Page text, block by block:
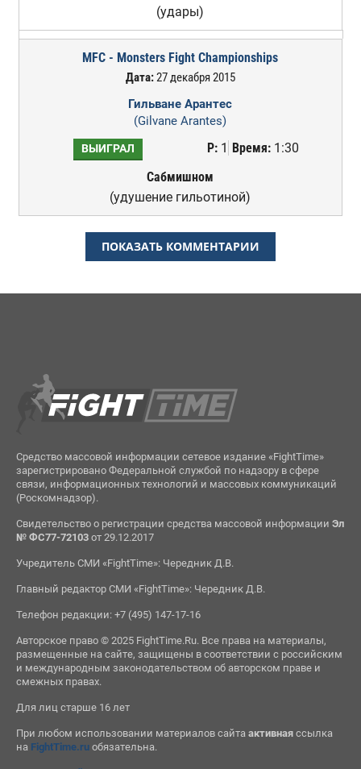
(удары)
MFC - Monsters Fight Championships
Дата:27 декабря 2015
Гильване Арантес
(Gilvane Arantes)
ВЫИГРАЛ Р:1 Время:1:30
Сабмишном
(удушение гильотиной)
ПОКАЗАТЬ КОММЕНТАРИИ
Средство массовой информации сетевое издание «FightTime»
зарегистрировано Федеральной службой по надзору в сфере
связи, информационных технологий и массовых коммуникаций
(Роскомнадзор).
Свидетельство о регистрации средства массовой информации Эл
№ ФС77-72103от 29.12.2017
Учредитель СМИ «FightTime»: Чередник Д.В.
Главный редактор СМИ «FightTime»: Чередник Д.В.
Телефон редакции: +7 (495) 147-17-16
Авторское право © 2025 FightTime.Ru. Все права на материалы,
размещенные на сайте, защищены в соответствии с российским
и международным законодательством об авторском праве и
смежных правах.
Для лиц старше 16 лет
При любом использовании материалов сайта активнаяссылка
на FightTime.ruобязательна.